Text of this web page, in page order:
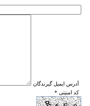
* آدرس ايميل گيرندگان
* کد امنیتی